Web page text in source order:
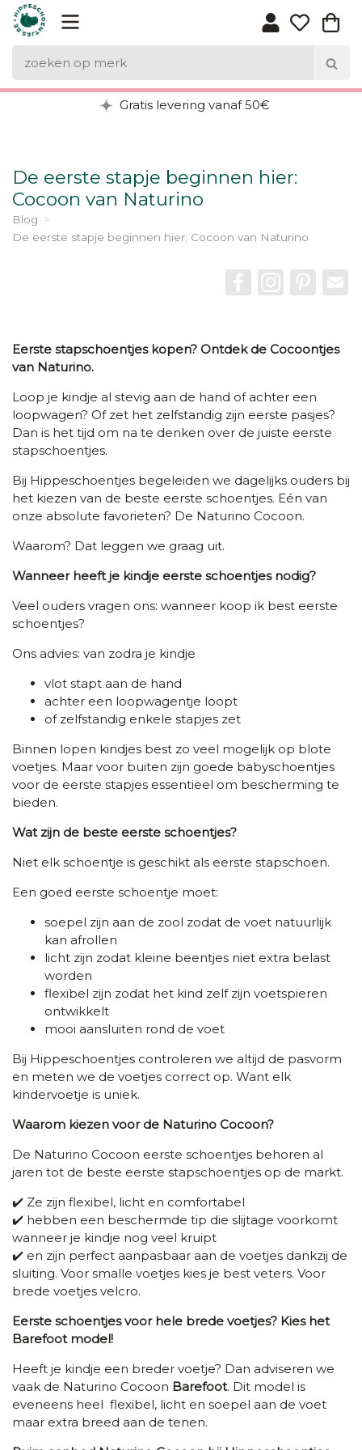
Gratis levering vanaf 50€
De eerste stapje beginnen hier:
Cocoon van Naturino
Blog
De eerste stapje beginnen hier: Cocoon van Naturino
Facebookinstagram
Eerste stapschoentjes kopen? Ontdek de Cocoontjes
van Naturino.
Loop je kindje al stevig aan de hand of achter een
loopwagen? Of zet het zelfstandig zijn eerste pasjes?
Dan is het tijd om na te denken over de juiste eerste
stapschoentjes.
Bij Hippeschoentjes begeleiden we dagelijks ouders bij
het kiezen van de beste eerste schoentjes. Eén van
onze absolute favorieten? De Naturino Cocoon.
Waarom? Dat leggen we graag uit.
Wanneer heeft je kindje eerste schoentjes nodig?
Veel ouders vragen ons: wanneer koop ik best eerste
schoentjes?
Ons advies: van zodra je kindje
vlot stapt aan de hand
achter een loopwagentje loopt
of zelfstandig enkele stapjes zet
Binnen lopen kindjes best zo veel mogelijk op blote
voetjes. Maar voor buiten zijn goede babyschoentjes
voor de eerste stapjes essentieel om bescherming te
bieden.
Wat zijn de beste eerste schoentjes?
Niet elk schoentje is geschikt als eerste stapschoen.
Een goed eerste schoentje moet:
soepel zijn aan de zool zodat de voet natuurlijk
kan afrollen
licht zijn zodat kleine beentjes niet extra belast
worden
flexibel zijn zodat het kind zelf zijn voetspieren
ontwikkelt
mooi aansluiten rond de voet
Bij Hippeschoentjes controleren we altijd de pasvorm
en meten we de voetjes correct op. Want elk
kindervoetje is uniek.
Waarom kiezen voor de Naturino Cocoon?
De Naturino Cocoon eerste schoentjes behoren al
jaren tot de beste eerste stapschoentjes op de markt.
✔️ Ze zijn flexibel, licht en comfortabel
✔️ hebben een beschermde tip die slijtage voorkomt
wanneer je kindje nog veel kruipt
✔️ en zijn perfect aanpasbaar aan de voetjes dankzij de
sluiting. Voor smalle voetjes kies je best veters. Voor
brede voetjes velcro.
Eerste schoentjes voor hele brede voetjes? Kies het
Barefoot model!
Heeft je kindje een breder voetje? Dan adviseren we
vaak de Naturino Cocoon Barefoot. Dit model is
eveneens heel flexibel, licht en soepel aan de voet
maar extra breed aan de tenen.